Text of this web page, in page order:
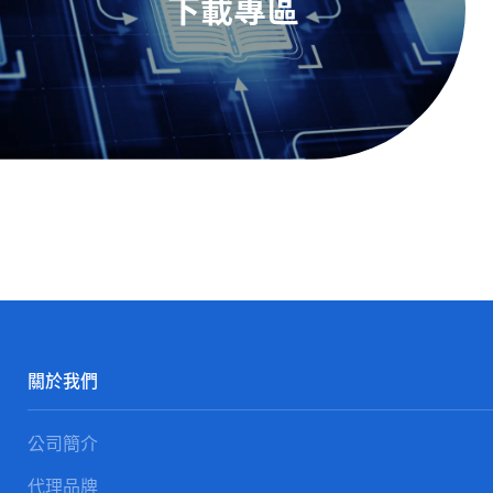
關於我們
公司簡介
代理品牌